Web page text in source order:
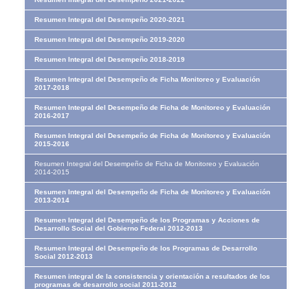
Resumen Integral del Desempeño 2020-2021
Resumen Integral del Desempeño 2019-2020
Resumen Integral del Desempeño 2018-2019
Resumen Integral del Desempeño de Ficha Monitoreo y Evaluación
2017-2018
Resumen Integral del Desempeño de Ficha de Monitoreo y Evaluación
2016-2017
Resumen Integral del Desempeño de Ficha de Monitoreo y Evaluación
2015-2016
Resumen Integral del Desempeño de Ficha de Monitoreo y Evaluación
2014-2015
Resumen Integral del Desempeño de Ficha de Monitoreo y Evaluación
2013-2014
Resumen Integral del Desempeño de los Programas y Acciones de
Desarrollo Social del Gobierno Federal 2012-2013
Resumen Integral del Desempeño de los Programas de Desarrollo
Social 2012-2013
Resumen integral de la consistencia y orientación a resultados de los
programas de desarrollo social 2011-2012